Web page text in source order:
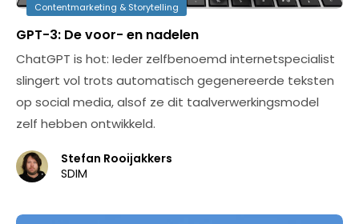
Contentmarketing & Storytelling
GPT-3: De voor- en nadelen
ChatGPT is hot: Ieder zelfbenoemd internetspecialist
slingert vol trots automatisch gegenereerde teksten
op social media, alsof ze dit taalverwerkingsmodel
zelf hebben ontwikkeld.
Stefan Rooijakkers
SDIM